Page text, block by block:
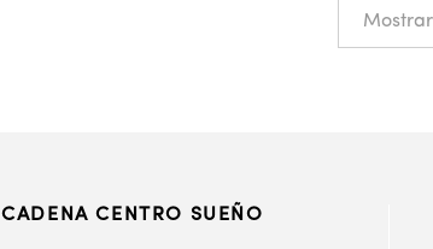
CADENA CENTRO SUEÑO